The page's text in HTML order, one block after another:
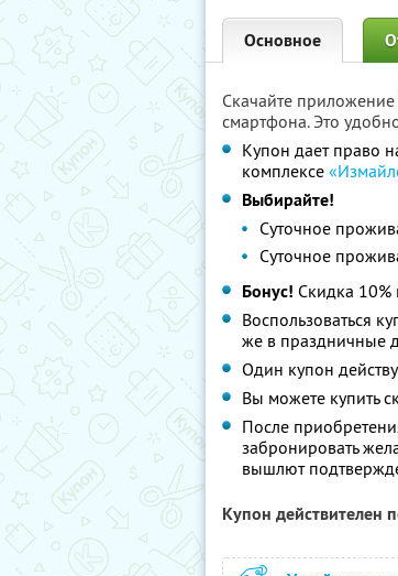
Основное
Скачайте
смартфона. Это
Купон дает право
комплексе
Выбирайте!
Суточное
Суточное
Бонус! Скидка
Воспользоваться
же в праздничные
Один купон
Вы можете купить
После
забронировать
вышлют
Купон действителен